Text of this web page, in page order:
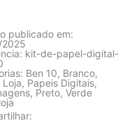
publicado em:
kit-de-papel-digital-
Ben 10, Branco,
Loja, Papeis Digitais,
, Preto, Verde
loja